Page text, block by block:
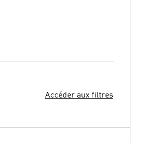
Accéder aux filtres